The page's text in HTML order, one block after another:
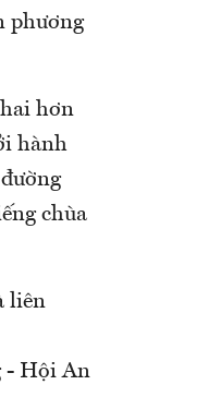
phương
hơn
hành
chùa
liên
- Hội An